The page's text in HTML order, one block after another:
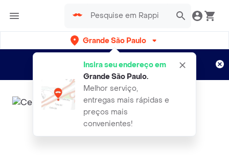
Grande São Paulo
Insira seu endereço em
Grande São Paulo.
Melhor serviço,
entregas mais rápidas e
preços mais
convenientes!
Entregas grátis por 15 dias!
Aplicam T&C